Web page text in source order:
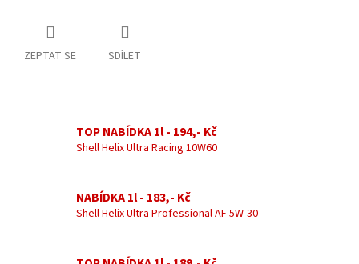
ZEPTAT SE SDÍLET
TOP NABÍDKA 1l - 194,- Kč
Shell Helix Ultra Racing 10W60
NABÍDKA 1l - 183,- Kč
Shell Helix Ultra Professional AF 5W-30